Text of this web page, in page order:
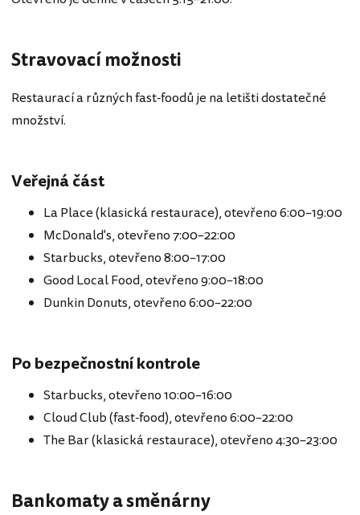
Stravovací možnosti
Restaurací a různých fast-foodů je na letišti dostatečné
množství.
Veřejná část
La Place (klasická restaurace), otevřeno 6:00–19:00
McDonald's, otevřeno 7:00–22:00
Starbucks, otevřeno 8:00–17:00
Good Local Food, otevřeno 9:00–18:00
Dunkin Donuts, otevřeno 6:00–22:00
Po bezpečnostní kontrole
Starbucks, otevřeno 10:00–16:00
Cloud Club (fast-food), otevřeno 6:00–22:00
The Bar (klasická restaurace), otevřeno 4:30–23:00
Bankomaty a směnárny